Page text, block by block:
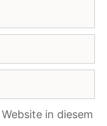
in diesem